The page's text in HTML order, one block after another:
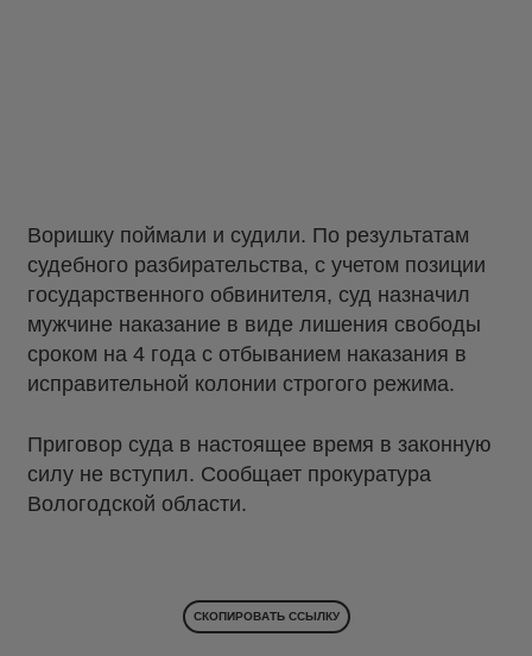
Воришку поймали и судили. По результатам
судебного разбирательства, с учетом позиции
государственного обвинителя, суд назначил
мужчине наказание в виде лишения свободы
сроком на 4 года с отбыванием наказания в
исправительной колонии строгого режима.
Приговор суда в настоящее время в законную
силу не вступил. Сообщает прокуратура
Вологодской области.
СКОПИРОВАТЬ ССЫЛКУ